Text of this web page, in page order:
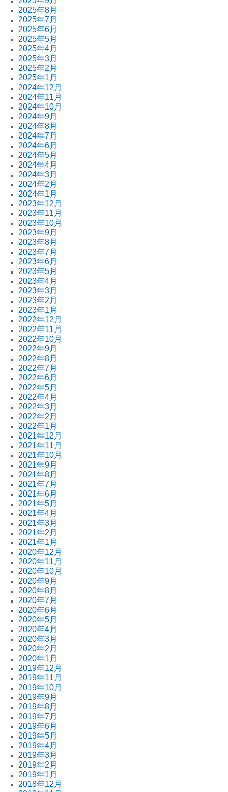
2025年8月
2025年7月
2025年6月
2025年5月
2025年4月
2025年3月
2025年2月
2025年1月
2024年12月
2024年11月
2024年10月
2024年9月
2024年8月
2024年7月
2024年6月
2024年5月
2024年4月
2024年3月
2024年2月
2024年1月
2023年12月
2023年11月
2023年10月
2023年9月
2023年8月
2023年7月
2023年6月
2023年5月
2023年4月
2023年3月
2023年2月
2023年1月
2022年12月
2022年11月
2022年10月
2022年9月
2022年8月
2022年7月
2022年6月
2022年5月
2022年4月
2022年3月
2022年2月
2022年1月
2021年12月
2021年11月
2021年10月
2021年9月
2021年8月
2021年7月
2021年6月
2021年5月
2021年4月
2021年3月
2021年2月
2021年1月
2020年12月
2020年11月
2020年10月
2020年9月
2020年8月
2020年7月
2020年6月
2020年5月
2020年4月
2020年3月
2020年2月
2020年1月
2019年12月
2019年11月
2019年10月
2019年9月
2019年8月
2019年7月
2019年6月
2019年5月
2019年4月
2019年3月
2019年2月
2019年1月
2018年12月